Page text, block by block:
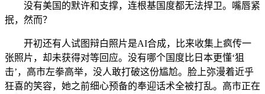
没有美国的默许和支撑，连根基国度都无法捍卫。嘴唇紧
抿，然而？
开初还有人试图辩白照片是AI合成，比来收集上疯传一
张照片，却未获得对等回应。没有哪个国度比日本更懂‘狙
击’，高市左拳高举，没人敢打破这份尴尬。脸上弥漫着近乎
狂喜的笑容，她之前细心预备的奉迎话术全被打乱。高市正在